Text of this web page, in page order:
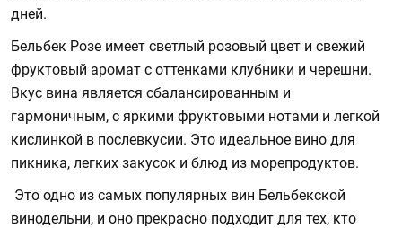
дней.
Бельбек Розе имеет светлый розовый цвет и свежий
фруктовый аромат с оттенками клубники и черешни.
Вкус вина является сбалансированным и
гармоничным, с яркими фруктовыми нотами и легкой
кислинкой в послевкусии. Это идеальное вино для
пикника, легких закусок и блюд из морепродуктов.
Это одно из самых популярных вин Бельбекской
винодельни, и оно прекрасно подходит для тех, кто